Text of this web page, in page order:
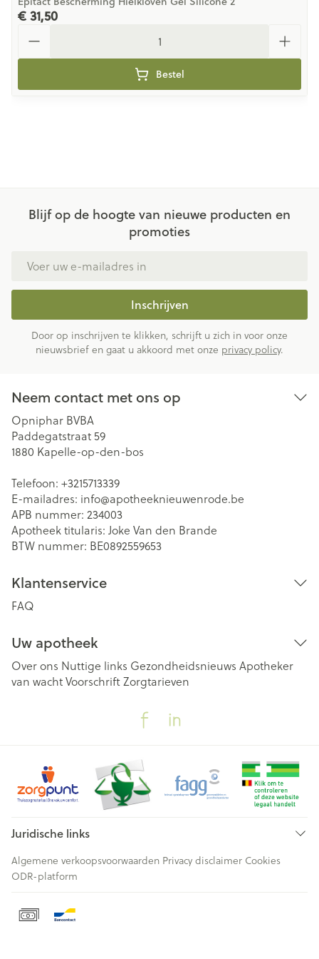
€ 31,50
Bestel
Blijf op de hoogte van nieuwe producten en
promoties
Inschrijven
Door op inschrijven te klikken, schrijft u zich in voor onze
nieuwsbrief en gaat u akkoord met onze privacy policy.
Neem contact met ons op
Opniphar BVBA
Paddegatstraat 59
1880 Kapelle-op-den-bos
Telefoon: +3215713339
E-mailadres: info@apotheeknieuwenrode.be
APB nummer: 234003
Apotheek titularis: Joke Van den Brande
BTW nummer: BE0892559653
Klantenservice
FAQ
Uw apotheek
Over ons Nuttige links Gezondheidsnieuws Apotheker
van wachtVoorschriftZorgtarieven
Juridische links
Algemene verkoopsvoorwaarden Privacy disclaimer Cookies
ODR-platform